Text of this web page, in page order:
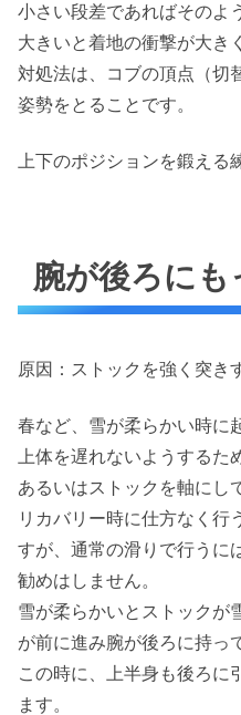
小さい段差であればそのよ
大きいと着地の衝撃が大き
対処法は、コブの頂点（切
姿勢をとることです。
上下のポジションを鍛え
腕が後ろに
原因：ストックを強く突き
春など、雪が柔らかい時に
上体を遅れないようするた
あるいはストックを軸にし
リカバリー時に仕方なく行
すが、通常の滑りで行うに
勧めはしません。
雪が柔らかいとストックが
が前に進み腕が後ろに持っ
この時に、上半身も後ろに
ます。